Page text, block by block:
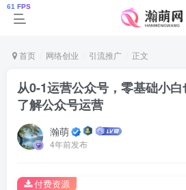
首页 网络创业 引流推广 正文
从0-1运营公众号，零基础小
了解公众号运营
瀚萌
4年前发布
付费资源